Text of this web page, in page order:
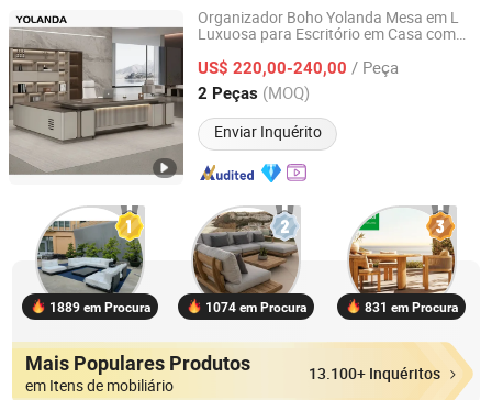
Organizador Boho Yolanda Mesa em L
Luxuosa para Escritório em Casa com
MóveisdeEscritório Seccionais
US$ 220,00-240,00 / Peça
2 Peças (MOQ)
Enviar Inquérito
Foshan Yolanda Furniture Co., Ltd.
Guangdong, China Desde 2024
1889 em Procura 1074 em Procura 831 em Procura
Mais Populares Produtos
em Itens de mobiliário
13.100+ Inquéritos